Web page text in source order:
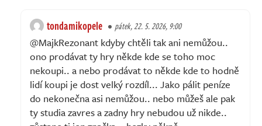
tondamikopele pátek, 22. 5. 2026, 9:00
@MajkRezonant kdyby chtěli tak ani nemůžou..
ono prodávat ty hry někde kde se toho moc
nekoupi.. a nebo prodávat to někde kde to hodně
lidí koupi je dost velký rozdíl... Jako pálit peníze
do nekonečna asi nemůžou.. nebo můžeš ale pak
ty studia zavres a zadny hry nebudou už nikde..